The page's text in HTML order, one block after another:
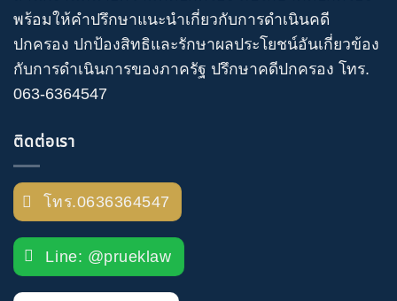
พร้อมให้คำปรึกษาแนะนำเกี่ยวกับการดำเนินคดี
ปกครอง ปกป้องสิทธิและรักษาผลประโยชน์อันเกี่ยวข้อง
กับการดำเนินการของภาครัฐ ปรึกษาคดีปกครอง โทร.
063-6364547
ติดต่อเรา
โทร.0636364547
Line: @prueklaw